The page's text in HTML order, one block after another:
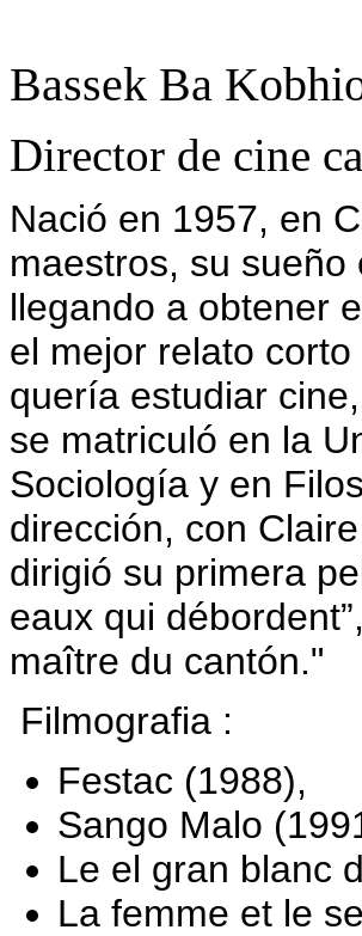
Bassek Ba
Director de cine
Nació en 1957, en
maestros, su sueño
llegando a obtener
el mejor relato
quería estudiar
se matriculó en la
Sociología y en
dirección, con
dirigió su primera
eaux qui
maître du cantón."
Filmografia :
Festac (1988),
Sango Malo
Le el gran blanc
La femme et le